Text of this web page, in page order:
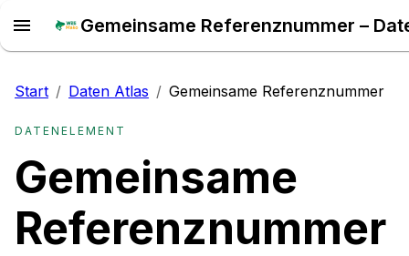
Start / Daten Atlas / Gemeinsame Referenznummer
DATENELEMENT
Gemeinsame
Referenznummer